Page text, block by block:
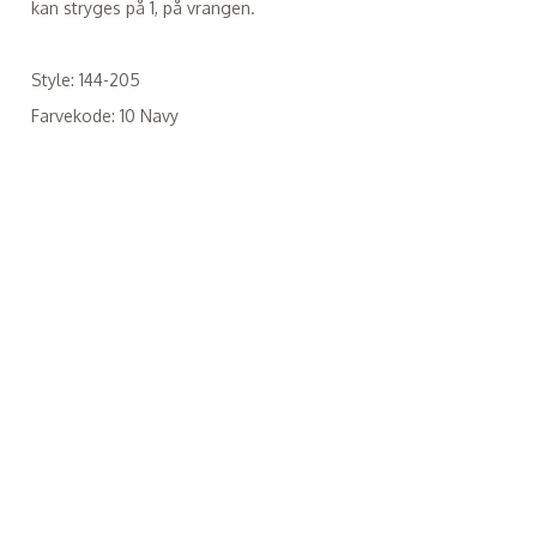
kan stryges på 1, på vrangen.
Style: 144-205
Farvekode: 10 Navy